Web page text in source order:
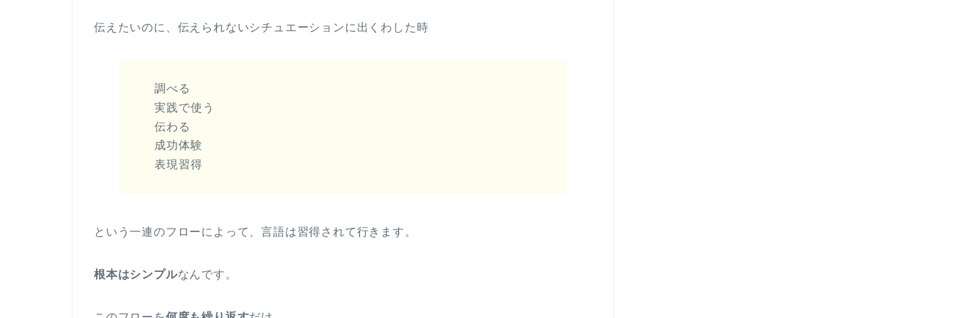
伝えたいのに、伝えられないシチュエーションに出くわした時
調べる
実践で使う
伝わる
成功体験
表現習得
という一連のフローによって、言語は習得されて行きます。
根本はシンプルなんです。